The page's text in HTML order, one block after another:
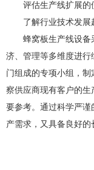
评估生产线扩展的
了解行业技术发展
蜂窝板生产线设备
济、管理等多维度进
门组成的专项小组，
察供应商现有客户的
要参考。通过科学严
产需求，又具备良好的